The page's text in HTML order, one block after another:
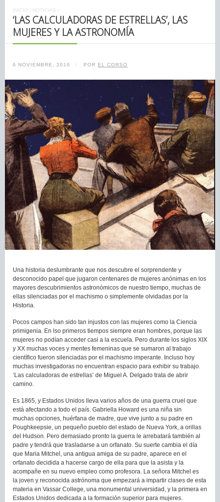
INICIO / NOTICIAS /
‘LAS CALCULADORAS DE ESTRELLAS’, LAS
MUJERES Y LA ASTRONOMÍA
6 NOVIEMBRE, 2016 / POR EL CORSO
Una historia deslumbrante que nos descubre el sorprendente y
desconocido papel que jugaron centenares de mujeres anónimas en los
mayores descubrimientos astronómicos de nuestro tiempo, muchas de
ellas silenciadas por el machismo o simplemente olvidadas por la
Historia.
Pocos campos han sido tan injustos con las mujeres como la Ciencia
primigenia. En lso primeros tiempos siempre eran hombres, porque las
mujeres no podían acceder casi a la escuela. Pero durante los siglos XIX
y XX muchas voces y mentes femeninas que se sumaron al trabajo
científico fueron silenciadas por el machismo imperante. Incluso hoy
muchas investigadoras no encuentran espacio para exhibir su trabajo.
‘Las calculadoras de estrellas’ de Miguel A. Delgado trata de abrir
camino.
Es 1865, y Estados Unidos lleva varios años de una guerra cruel que
está afectando a todo el país. Gabriella Howard es una niña sin
muchas opciones, huérfana de madre, que vive junto a su padre en
Poughkeepsie, un pequeño pueblo del estado de Nueva York, a orillas
del Hudson. Pero demasiado pronto la guerra le arrebatará también al
padre y tendrá que trasladarse a un orfanato. Su suerte cambia el día
que Maria Mitchel, una antigua amiga de su padre, aparece en el
orfanato decidida a hacerse cargo de ella para que la asista y la
acompañe en su nuevo empleo como profesora. La señora Mitchel es
la joven y reconocida astrónoma que empezará a impartir clases de esta
materia en Vassar College, una monumental universidad, y la primera en
Estados Unidos dedicada a la formación superior para mujeres.